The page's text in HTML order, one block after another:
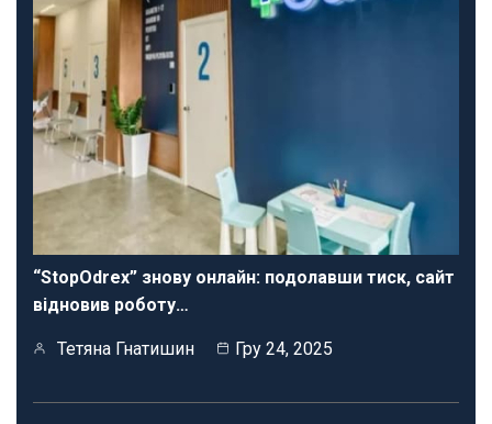
“StopOdrex” знову онлайн: подолавши тиск, сайт
відновив роботу…
Тетяна Гнатишин Гру 24, 2025